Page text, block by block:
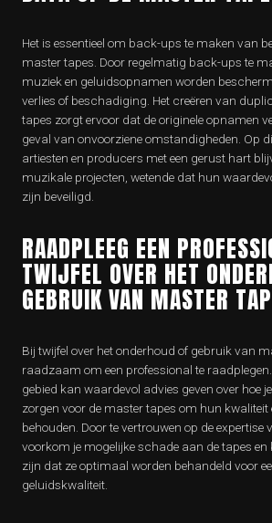
Het is essentieel om back-ups te maken van
master tapes. Door regelmatig back-ups te
muziek en geluidsopnamen worden
verlies of beschadiging. Het creëren van
tapes zorgt ervoor dat de originele opnamen
geval van onvoorziene omstandigheden. Op
artiesten en producers met een gerust hart
muzikale projecten, wetende dat hun
zijn beveiligd.
RAADPLEEG EEN
TWIJFEL OVER HET
GEBRUIK VAN MASTER
Bij twijfel over het onderhoud of gebruik van
raadzaam om een professional te
gebied kan waardevol advies geven over hoe
zorgen voor de master tapes om hun kwaliteit
behouden. Door te vertrouwen op de expertise
voorkom je mogelijke schade aan de tapes en
zijn dat ze optimaal worden behandeld voor
geluidskwaliteit.